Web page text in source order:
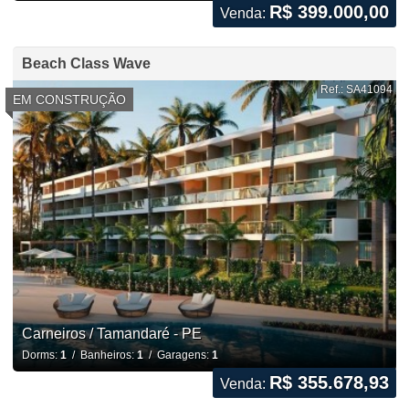
Venda: R$ 399.000,00
Beach Class Wave
EM CONSTRUÇÃO
Ref.: SA41094
Carneiros / Tamandaré - PE
Dorms: 1/ Banheiros:1/ Garagens: 1
Venda: R$ 355.678,93